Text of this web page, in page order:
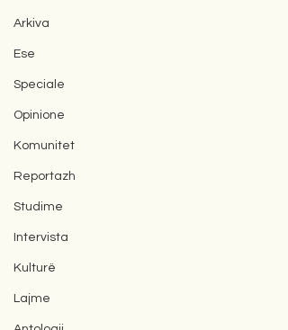
Arkiva
Ese
Speciale
Opinione
Komunitet
Reportazh
Studime
Intervista
Kulturë
Lajme